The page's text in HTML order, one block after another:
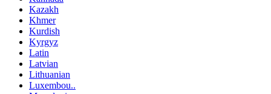
Kazakh
Khmer
Kurdish
Kyrgyz
Latin
Latvian
Lithuanian
Luxembou..